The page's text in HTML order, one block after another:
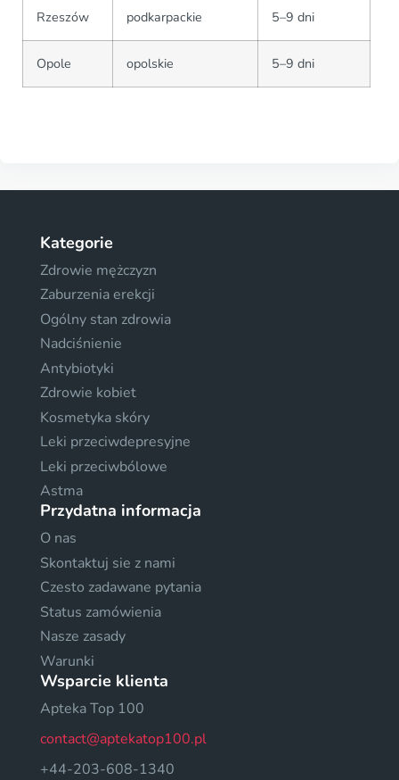
Rzeszów podkarpackie 5–9 dni
Opole opolskie 5–9 dni
Kategorie
Zdrowie mężczyzn
Zaburzenia erekcji
Ogólny stan zdrowia
Nadciśnienie
Antybiotyki
Zdrowie kobiet
Kosmetyka skóry
Leki przeciwdepresyjne
Leki przeciwbólowe
Astma
Przydatna informacja
O nas
Skontaktuj sie z nami
Czesto zadawane pytania
Status zamówienia
Nasze zasady
Warunki
Wsparcie klienta
Apteka Top 100
contact@aptekatop100.pl
+44-203-608-1340